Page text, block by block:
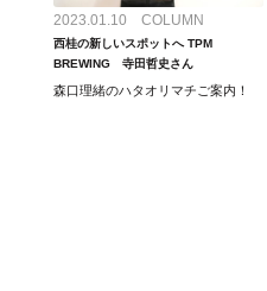
2023.01.10 COLUMN
西桂の新しいスポットへ TPM
BREWING 寺田哲史さん
森口理緒のハタオリマチご案内！